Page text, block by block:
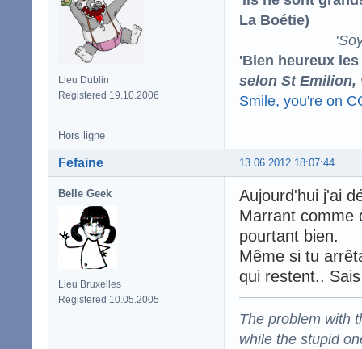
Lieu Dublin
Registered 19.10.2006
La Boétie)
'
'Bien heureux
selon St Emilion,
Smile, you're on
Hors ligne
13.06.2012 18:07:44
Fefaine
Belle Geek
Lieu Bruxelles
Registered 10.05.2005
Aujourd'hui j'ai
Marrant comme
pourtant bien.
Même si tu
qui restent..
The problem with
while the stupid